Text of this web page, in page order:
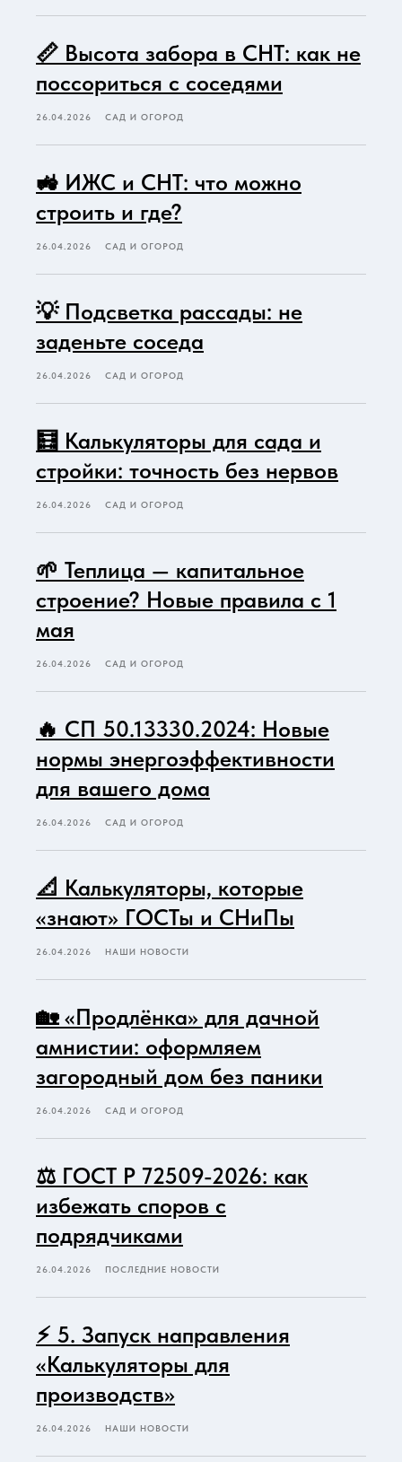
📏 Высота забора в СНТ: как не
поссориться с соседями
26.04.2026 САД И ОГОРОД
🚜 ИЖС и СНТ: что можно
строить и где?
26.04.2026 САД И ОГОРОД
💡 Подсветка рассады: не
заденьте соседа
26.04.2026 САД И ОГОРОД
🧮 Калькуляторы для сада и
стройки: точность без нервов
26.04.2026 САД И ОГОРОД
🌱 Теплица — капитальное
строение? Новые правила с 1
мая
26.04.2026 САД И ОГОРОД
🔥 СП 50.13330.2024: Новые
нормы энергоэффективности
для вашего дома
26.04.2026 САД И ОГОРОД
📐 Калькуляторы, которые
«знают» ГОСТы и СНиПы
26.04.2026 НАШИ НОВОСТИ
🏡 «Продлёнка» для дачной
амнистии: оформляем
загородный дом без паники
26.04.2026 САД И ОГОРОД
⚖️ ГОСТ Р 72509-2026: как
избежать споров с
подрядчиками
26.04.2026 ПОСЛЕДНИЕ НОВОСТИ
⚡ 5. Запуск направления
«Калькуляторы для
производств»
26.04.2026 НАШИ НОВОСТИ